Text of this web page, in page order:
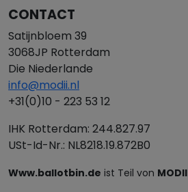
CONTACT
Satijnbloem 39
3068JP Rotterdam
Die Niederlande
info@modii.nl
+31(0)10 - 223 53 12
IHK Rotterdam: 244.827.97
USt-Id-Nr.: NL8218.19.872B0
Www.ballotbin.de ist Teil von MODII